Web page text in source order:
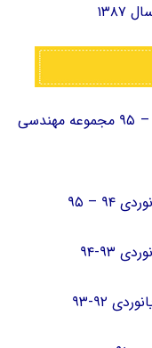
دانلود سوالات آزمون کارشناسی ارشد ۹۶ – ۹۵ مجموعه مهندسی
– ۹۵
۹۳-۹۴
۹۲-۹۳